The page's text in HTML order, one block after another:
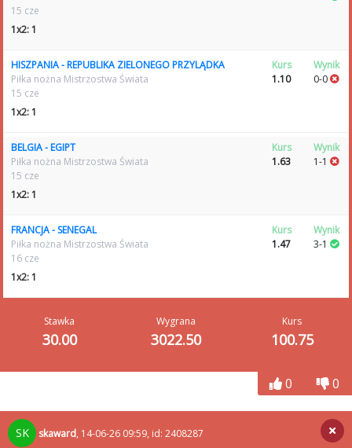
15 cze
1x2: 1
HISZPANIA - REPUBLIKA ZIELONEGO PRZYLĄDKA
Piłka nożna Mistrzostwa Świata
15 cze
1x2: 1
Kurs
1.10
Wynik
0-0
BELGIA - EGIPT
Piłka nożna Mistrzostwa Świata
15 cze
1x2: 1
Kurs
1.63
Wynik
1-1
FRANCJA - SENEGAL
Piłka nożna Mistrzostwa Świata
16 cze
1x2: 1
Kurs
1.47
Wynik
3-1
Stawka
30.00
Wygrana
3022.50
Kurs
100.75
0 0
SK skaward, 14-06-26 09:59, id: 2408287